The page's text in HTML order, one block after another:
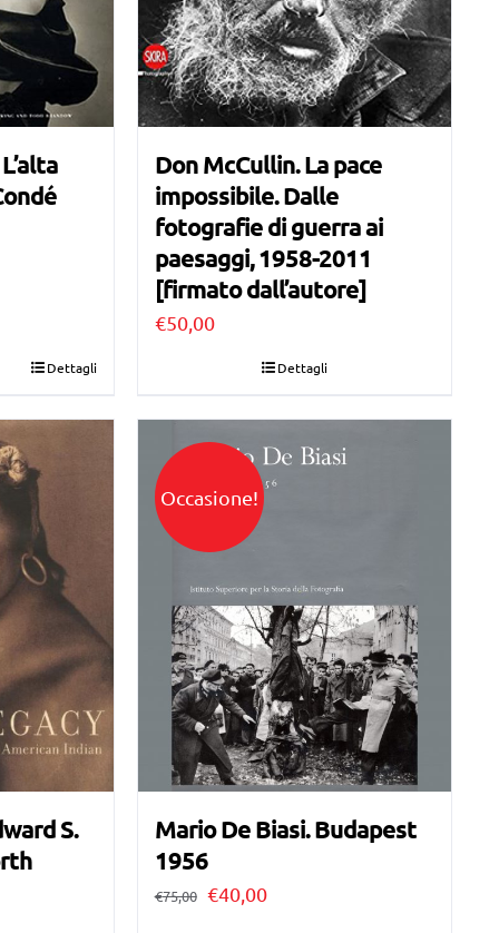
Dettagli
Don McCullin. La pace
impossibile. Dalle
fotografie di guerra ai
paesaggi, 1958-2011
[firmato dall’autore]
€50,00
Dettagli
S.
Occasione!
Mario De Biasi. Budapest
1956
€75,00 Il
€40,00Il